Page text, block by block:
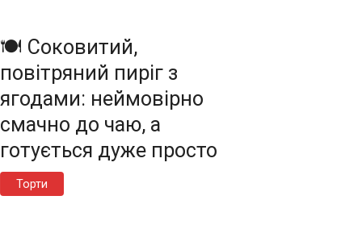
🍽️ Соковитий,
повітряний пиріг з
ягодами: неймовірно
смачно до чаю, а
готується дуже просто
Торти